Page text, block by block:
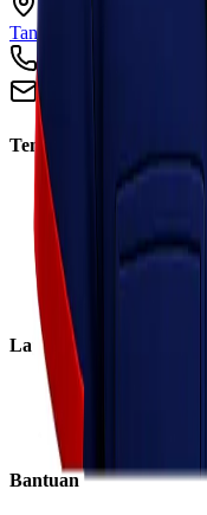
Ruko Garden
Tangerang, Banten 15124
Tentang Kami
Tentang Kami
Sosial Perusahaan
Karir
Cabang
Informasi
Layanan
Express
Regular
Eco
Bantuan